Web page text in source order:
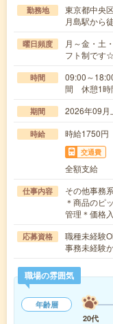
勤務地
東京都中央
月島駅から
曜日頻度
月～金・土
フト制です
時間
09:00～
間 休憩1時
期間 2026年09
時給 時給1750
交通費
全額支給
仕事内容
その他事務系
＊商品のピ
管理＊価格
応募資格
職種未経験
事務未経験
職場の雰囲気
年齢層
20代